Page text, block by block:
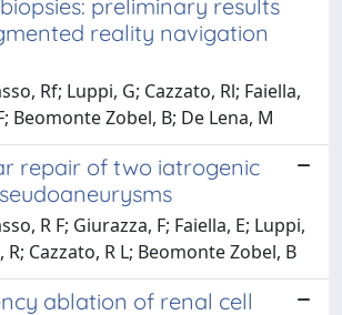
preliminary results
reality navigation
Rf; Luppi, G; Cazzato, Rl; Faiella,
Beomonte Zobel, B; De Lena, M
repair of two iatrogenic
R F; Giurazza, F; Faiella, E; Luppi,
R; Cazzato, R L; Beomonte Zobel, B
ablation of renal cell